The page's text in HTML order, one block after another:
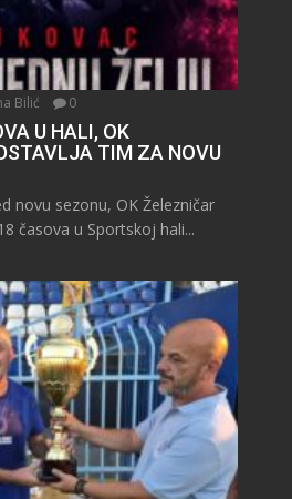
Bilić 0
U HALI, OK
TIM ZA NOVU
novu sezonu, OK Železničar
časova u Sportskoj hali...